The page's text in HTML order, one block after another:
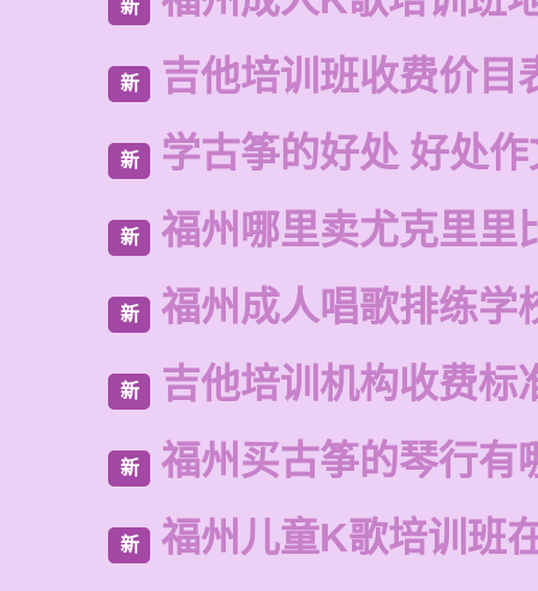
新
新 吉他培训班收费价目
新 学古筝的好处 好处作
新 福州哪里卖尤克里里
新 福州成人唱歌排练学
新 吉他培训机构收费标
新 福州买古筝的琴行有
新 福州儿童K歌培训班